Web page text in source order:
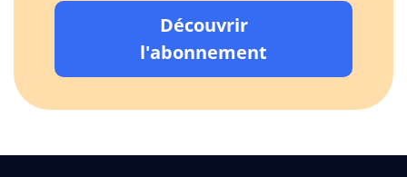
Découvrir
l'abonnement